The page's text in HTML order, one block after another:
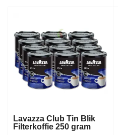
Lavazza Club Tin Blik
Filterkoffie 250 gram